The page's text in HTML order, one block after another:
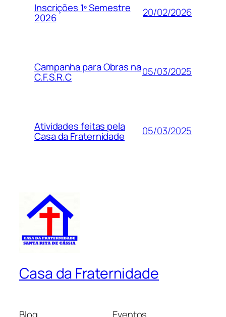
Inscrições 1º Semestre
2026 20/02/2026
Campanha para Obras na
C.F.S.R.C 05/03/2025
Atividades feitas pela
Casa da Fraternidade 05/03/2025
Casa da Fraternidade